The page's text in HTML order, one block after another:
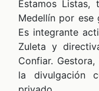
Estamos Listas,
Medellín por ese
Es integrante
Zuleta y
Confiar.
la divulgación